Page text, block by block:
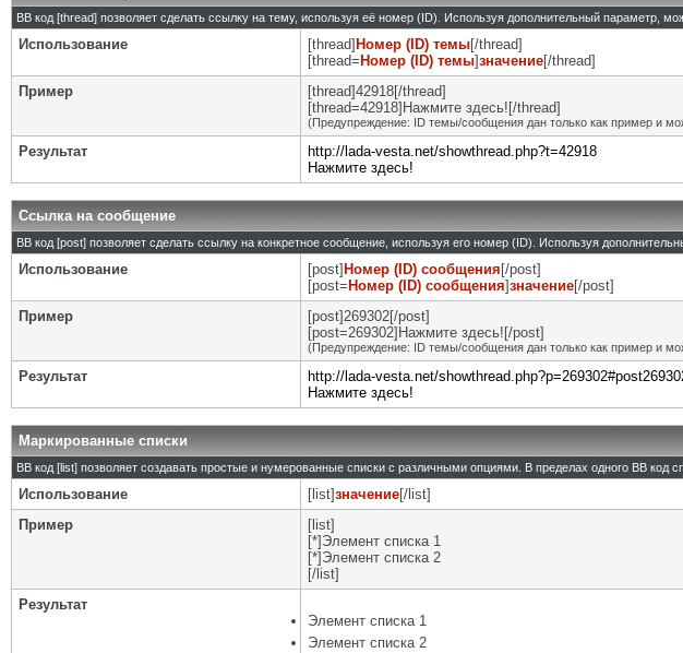
BB код [thread] позволяет сделать ссылку на тему, используя её номер (ID). Используя дополнительный параметр,
Использование [thread] Номер (ID) темы[/thread]
[thread= Номер (ID) темы]значение[/thread]
Пример
[thread]42918[/thread]
[thread=42918]Нажмите здесь![/thread]
(Предупреждение: ID темы/сообщения дан только как пример и
Результат
http://lada-vesta.net/showthread.php?t=42918
Нажмите здесь!
Ссылка на сообщение
BB код [post] позволяет сделать ссылку на конкретное сообщение, используя его номер (ID). Используя
Использование [post] Номер (ID) сообщения [/post]
[post= Номер (ID) сообщения]значение[/post]
Пример
[post]269302[/post]
[post=269302]Нажмите здесь![/post]
(Предупреждение: ID темы/сообщения дан только как пример и
Результат
http://lada-vesta.net/
Нажмите здесь!
Маркированные списки
BB код [list] позволяет создавать простые и нумерованные списки с различными опциями. В пределах одного BB код
Использование [list]значение[/list]
Пример
[list]
[*]Элемент списка 1
[*]Элемент списка 2
[/list]
Результат
Элемент списка 1
Элемент списка 2